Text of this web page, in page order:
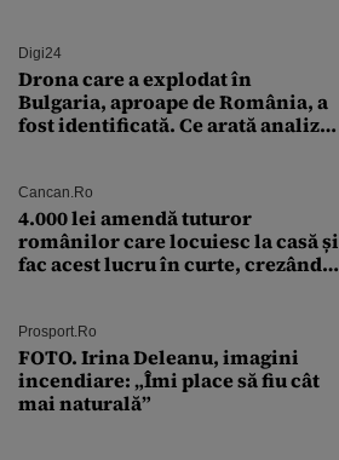
Digi24
Drona care a explodat în
Bulgaria, aproape de România, a
fost identificată. Ce arată analiza
Cancan.ro
4.000 lei amendă tuturor
românilor care locuiesc la casă și
fac acest lucru în curte, crezând
Prosport.ro
FOTO. Irina Deleanu, imagini
incendiare: „Îmi place să fiu cât
mai naturală”